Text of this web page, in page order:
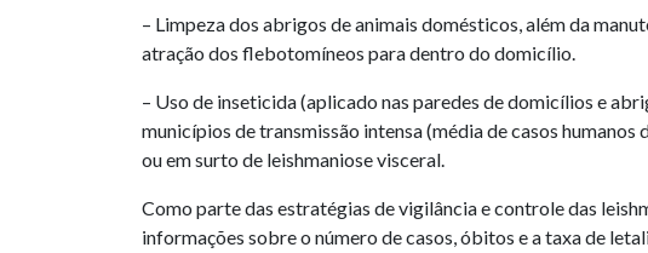
– Limpeza dos abrigos de animais domésticos, além da
atração dos flebotomíneos para dentro do domicílio.
– Uso de inseticida (aplicado nas paredes de domicílios e
municípios de transmissão intensa (média de casos
ou em surto de leishmaniose visceral.
Como parte das estratégias de vigilância e controle das
informações sobre o número de casos, óbitos e a taxa de